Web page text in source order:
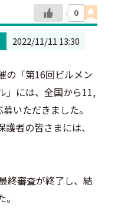
0
2022/11/11 13:30
の「第16回ビルメン
」には、全国から11,
いただきました。
者の皆さまには、
終審査が終了し、結